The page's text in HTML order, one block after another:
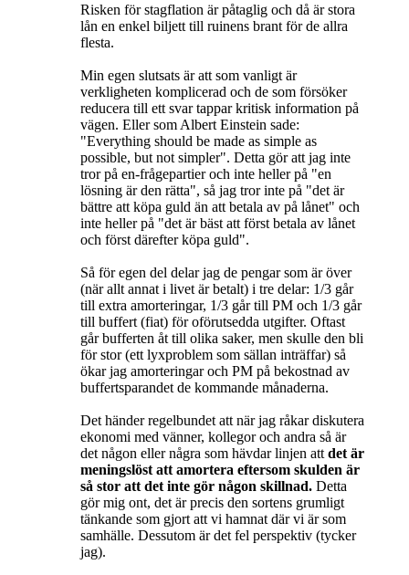
Risken för stagflation är påtaglig och då är stora
lån en enkel biljett till ruinens brant för de allra
flesta.
Min egen slutsats är att som vanligt är
verkligheten komplicerad och de som försöker
reducera till ett svar tappar kritisk information på
vägen. Eller som Albert Einstein sade:
"Everything should be made as simple as
possible, but not simpler". Detta gör att jag inte
tror på en-frågepartier och inte heller på "en
lösning är den rätta", så jag tror inte på "det är
bättre att köpa guld än att betala av på lånet" och
inte heller på "det är bäst att först betala av lånet
och först därefter köpa guld".
Så för egen del delar jag de pengar som är över
(när allt annat i livet är betalt) i tre delar: 1/3 går
till extra amorteringar, 1/3 går till PM och 1/3 går
till buffert (fiat) för oförutsedda utgifter. Oftast
går bufferten åt till olika saker, men skulle den bli
för stor (ett lyxproblem som sällan inträffar) så
ökar jag amorteringar och PM på bekostnad av
buffertsparandet de kommande månaderna.
Det händer regelbundet att när jag råkar diskutera
ekonomi med vänner, kollegor och andra så är
det någon eller några som hävdar linjen att det är
meningslöst att amortera eftersom skulden är
så stor att det inte gör någon skillnad. Detta
gör mig ont, det är precis den sortens grumligt
tänkande som gjort att vi hamnat där vi är som
samhälle. Dessutom är det fel perspektiv (tycker
jag).